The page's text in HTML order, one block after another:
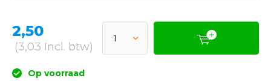
2,50
(3,03 Incl. btw)
Op voorraad